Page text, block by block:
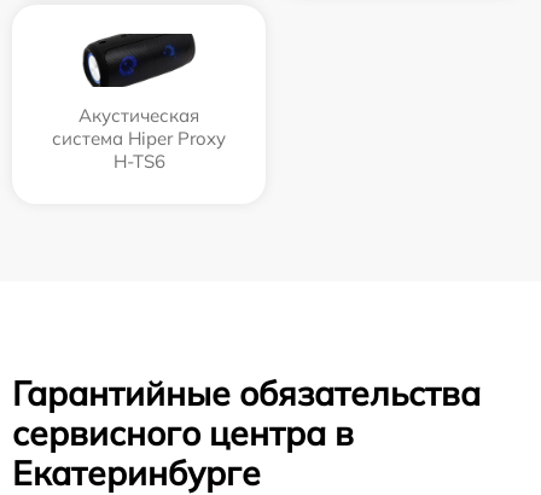
Акустическая
система Hiper Proxy
H-TS6
Гарантийные обязательства
сервисного центра в
Екатеринбурге